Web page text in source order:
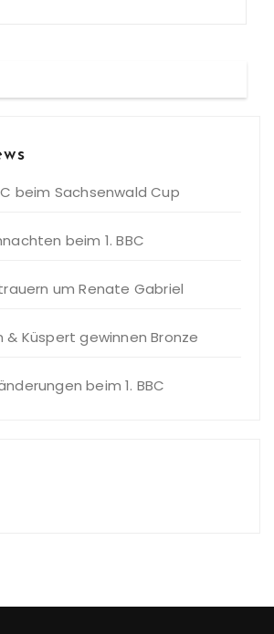
beim Sachsenwald Cup
beim 1. BBC
trauern um Renate Gabriel
& Küspert gewinnen Bronze
beim 1. BBC